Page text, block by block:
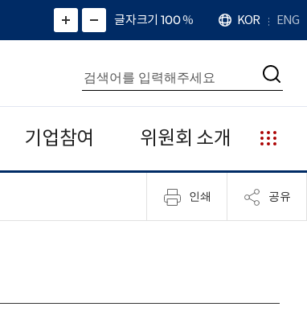
)
화
면
면
소
확
대
치
글자크기 100%
언
어
KOR ENG
통
합
검
색
검
기업참여 위원회 소개
누
리
집
안
인쇄 공유